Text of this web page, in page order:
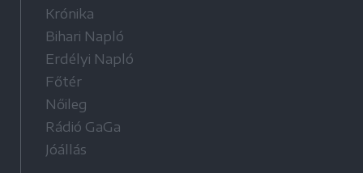
Krónika
Bihari Napló
Erdélyi Napló
Főtér
Nőileg
Rádió GaGa
Jóállás